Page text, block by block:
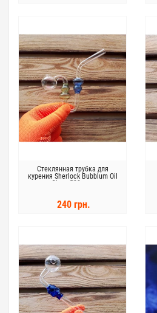
Стеклянная трубка для
курения Sherlock Bubblum Oil
Clear Ø30 мм.
240 грн.